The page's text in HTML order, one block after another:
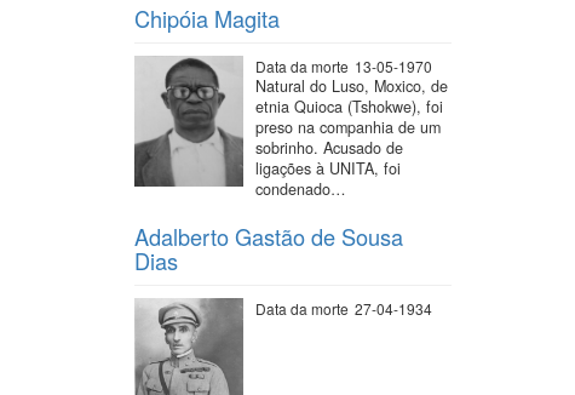
Chipóia Magita
Data da morte 13-05-1970
Natural do Luso, Moxico, de
etnia Quioca (Tshokwe), foi
preso na companhia de um
sobrinho. Acusado de
ligações à UNITA, foi
condenado…
Adalberto Gastão de Sousa
Dias
Data da morte 27-04-1934